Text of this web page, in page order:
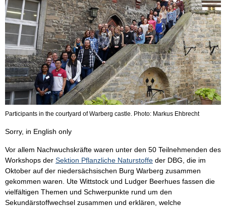
Participants in the courtyard of Warberg castle. Photo: Markus Ehbrecht
Sorry, in English only
Vor allem Nachwuchskräfte waren unter den 50 Teilnehmenden des
Workshops der Sektion Pflanzliche Naturstoffe der DBG, die im
Oktober auf der niedersächsischen Burg Warberg zusammen
gekommen waren. Ute Wittstock und Ludger Beerhues fassen die
vielfältigen Themen und Schwerpunkte rund um den
Sekundärstoffwechsel zusammen und erklären, welche